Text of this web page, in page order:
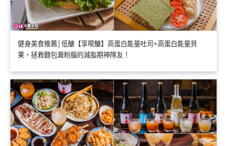
健身美食推薦│低醣【享喫醣】高蛋白能量吐司+高蛋白能量貝
果，拯救麵包澱粉腦的減脂期神隊友！